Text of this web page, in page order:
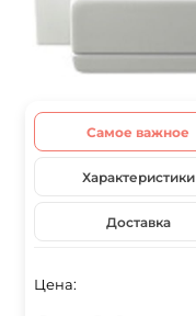
Самое важное
Характеристики
Доставка
Цена: